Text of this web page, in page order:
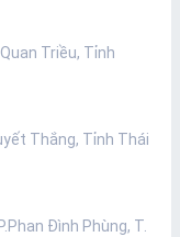
Triều, Tỉnh
Thắng, Tỉnh Thái
Đình Phùng, T.